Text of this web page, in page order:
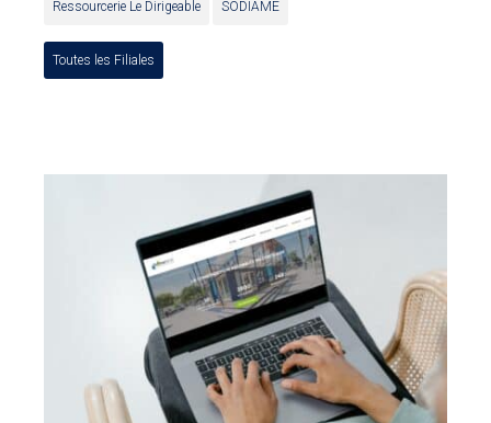
Ressourcerie Le Dirigeable SODIAME
Toutes les Filiales